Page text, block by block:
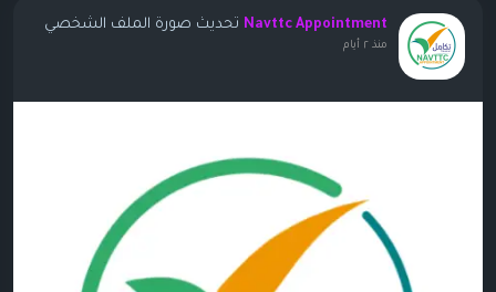
Navttc Appointment تحديث صورة الملف الشخصي
منذ ٢ أيام